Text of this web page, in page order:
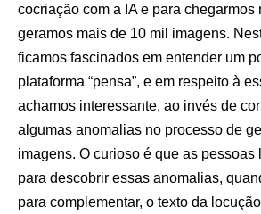
cocriação com a IA e para chegarmos
geramos mais de 10 mil imagens.
ficamos fascinados em entender um
plataforma “pensa”, e em respeito à
achamos interessante, ao invés de
algumas anomalias no processo de
imagens. O curioso é que as pessoas
para descobrir essas anomalias,
para complementar, o texto da